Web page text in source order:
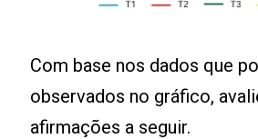
Com base nos dados que
observados no gráfico,
afirmações a seguir.